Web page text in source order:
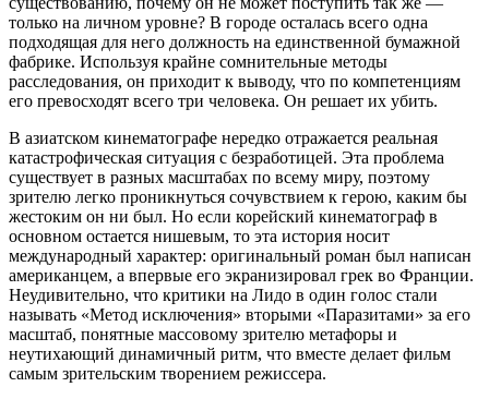
только на личном уровне? В городе осталась всего одна
подходящая для него должность на единственной бумажной
фабрике. Используя крайне сомнительные методы
расследования, он приходит к выводу, что по компетенциям
его превосходят всего три человека. Он решает их убить.
В азиатском кинематографе нередко отражается реальная
катастрофическая ситуация с безработицей. Эта проблема
существует в разных масштабах по всему миру, поэтому
зрителю легко проникнуться сочувствием к герою, каким бы
жестоким он ни был. Но если корейский кинематограф в
основном остается нишевым, то эта история носит
международный характер: оригинальный роман был написан
американцем, а впервые его экранизировал грек во Франции.
Неудивительно, что критики на Лидо в один голос стали
называть «Метод исключения» вторыми «Паразитами» за его
масштаб, понятные массовому зрителю метафоры и
неутихающий динамичный ритм, что вместе делает фильм
самым зрительским творением режиссера.